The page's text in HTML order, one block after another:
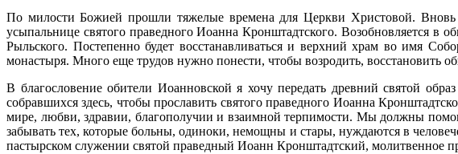
По милости Божией прошли тяжелые времена для Церкви Христовой.
усыпальнице святого праведного Иоанна Кронштадтского. Возобновляется
Рыльского. Постепенно будет восстанавливаться и верхний храм во имя
монастыря. Много еще трудов нужно понести, чтобы возродить, восстановить
В благословение обители Иоанновской я хочу пере­дать древний святой
собравшихся здесь, чтобы про­славить святого праведного Иоанна
мире, любви, здравии, благополучии и взаимной терпимости. Мы должны
забывать тех, которые больны, оди­ноки, немощны и стары, нуждаются в
пас­тырском служении святой праведный Иоанн Кронштадт­ский, молитвенное